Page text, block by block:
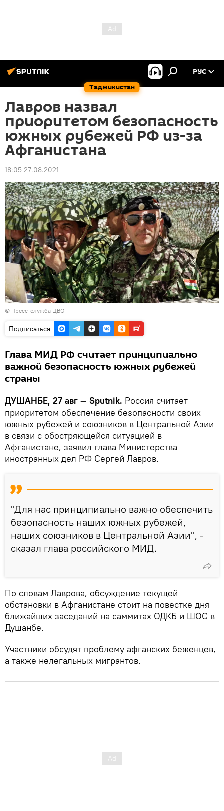
Таджикистан
РУС
Лавров назвал
приоритетом безопасность
южных рубежей РФ из-за
Афганистана
18:05 27.08.2021
© Пресс-служба ЦВО
Подписаться
Глава МИД РФ считает принципиально
важной безопасность южных рубежей
страны
ДУШАНБЕ, 27 авг — Sputnik. Россия считает
приоритетом обеспечение безопасности своих
южных рубежей и союзников в Центральной Азии
в связи с обостряющейся ситуацией в
Афганистане, заявил глава Министерства
иностранных дел РФ Сергей Лавров.
"Для нас принципиально важно обеспечить
безопасность наших южных рубежей,
наших союзников в Центральной Азии", -
сказал глава российского МИД.
По словам Лаврова, обсуждение текущей
обстановки в Афганистане стоит на повестке дня
ближайших заседаний на саммитах ОДКБ и ШОС в
Душанбе.
Участники обсудят проблему афганских беженцев,
а также нелегальных мигрантов.